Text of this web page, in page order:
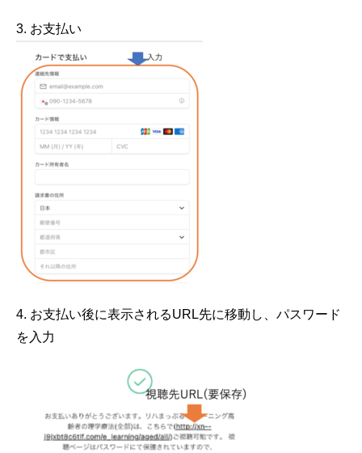
3. お支払い
4. お支払い後に表示されるURL先に移動し、パスワード
を入力